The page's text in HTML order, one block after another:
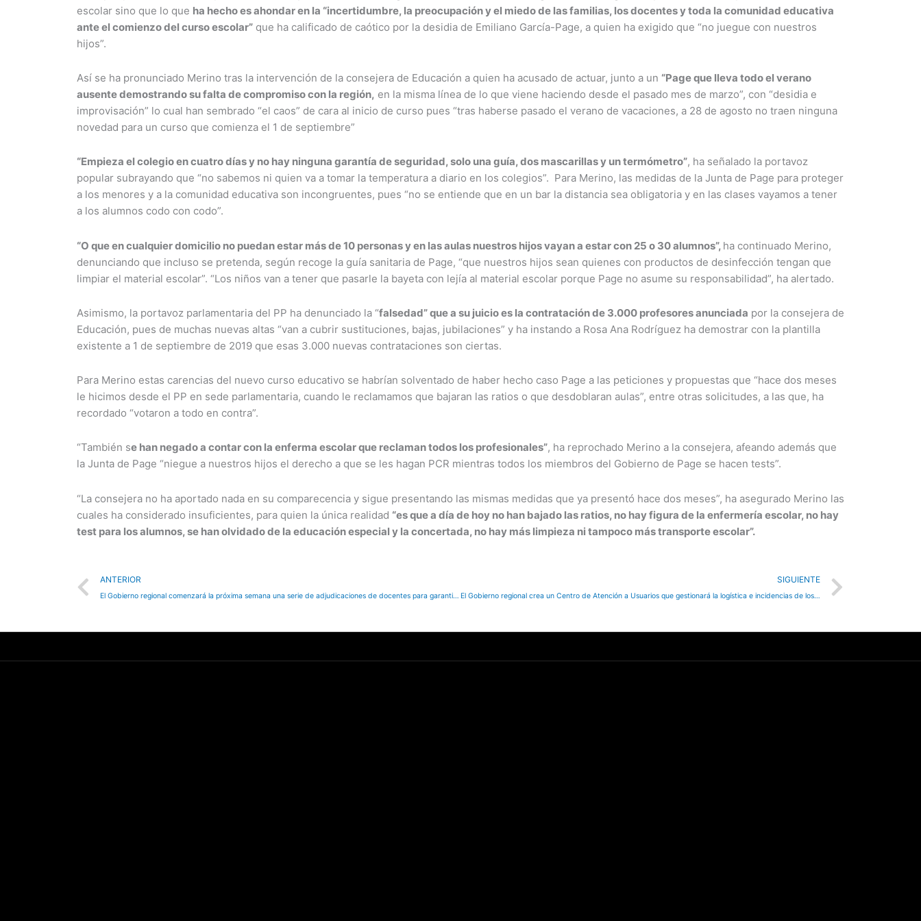
escolar sino que lo que ha hecho es ahondar en la “incertidumbre, la preocupación y el miedo de las familias, los docentes y toda la comunidad educativa
ante el comienzo del curso escolar” que ha calificado de caótico por la desidia de Emiliano García-Page, a quien ha exigido que “no juegue con nuestros
hijos”.
Así se ha pronunciado Merino tras la intervención de la consejera de Educación a quien ha acusado de actuar, junto a un “Page que lleva todo el verano
ausente demostrando su falta de compromiso con la región, en la misma línea de lo que viene haciendo desde el pasado mes de marzo”, con “desidia e
improvisación” lo cual han sembrado “el caos” de cara al inicio de curso pues “tras haberse pasado el verano de vacaciones, a 28 de agosto no traen ninguna
novedad para un curso que comienza el 1 de septiembre”
“Empieza el colegio en cuatro días y no hay ninguna garantía de seguridad, solo una guía, dos mascarillas y un termómetro”, ha señalado la portavoz
popular subrayando que “no sabemos ni quien va a tomar la temperatura a diario en los colegios”. Para Merino, las medidas de la Junta de Page para proteger
a los menores y a la comunidad educativa son incongruentes, pues “no se entiende que en un bar la distancia sea obligatoria y en las clases vayamos a tener
a los alumnos codo con codo”.
“O que en cualquier domicilio no puedan estar más de 10 personas y en las aulas nuestros hijos vayan a estar con 25 o 30 alumnos”, ha continuado Merino,
denunciando que incluso se pretenda, según recoge la guía sanitaria de Page, “que nuestros hijos sean quienes con productos de desinfección tengan que
limpiar el material escolar”. “Los niños van a tener que pasarle la bayeta con lejía al material escolar porque Page no asume su responsabilidad”, ha alertado.
Asimismo, la portavoz parlamentaria del PP ha denunciado la “falsedad” que a su juicio es la contratación de 3.000 profesores anunciada por la consejera de
Educación, pues de muchas nuevas altas “van a cubrir sustituciones, bajas, jubilaciones” y ha instando a Rosa Ana Rodríguez ha demostrar con la plantilla
existente a 1 de septiembre de 2019 que esas 3.000 nuevas contrataciones son ciertas.
Para Merino estas carencias del nuevo curso educativo se habrían solventado de haber hecho caso Page a las peticiones y propuestas que “hace dos meses
le hicimos desde el PP en sede parlamentaria, cuando le reclamamos que bajaran las ratios o que desdoblaran aulas”, entre otras solicitudes, a las que, ha
recordado “votaron a todo en contra”.
“También se han negado a contar con la enferma escolar que reclaman todos los profesionales”, ha reprochado Merino a la consejera, afeando además que
la Junta de Page “niegue a nuestros hijos el derecho a que se les hagan PCR mientras todos los miembros del Gobierno de Page se hacen tests”.
“La consejera no ha aportado nada en su comparecencia y sigue presentando las mismas medidas que ya presentó hace dos meses”, ha asegurado Merino las
cuales ha considerado insuficientes, para quien la única realidad “es que a día de hoy no han bajado las ratios, no hay figura de la enfermería escolar, no hay
test para los alumnos, se han olvidado de la educación especial y la concertada, no hay más limpieza ni tampoco más transporte escolar”.
Prev
ANTERIOR
El Gobierno regional comenzará la próxima semana una serie de adjudicaciones de docentes para garantizar las medidas sanitarias en todas las aulas
SIGUIENTE
El Gobierno regional crea un Centro de Atención a Usuarios que gestionará la logística e incidencias de los 57.000 dispositivos electrónicos adquiridos para centros educativos